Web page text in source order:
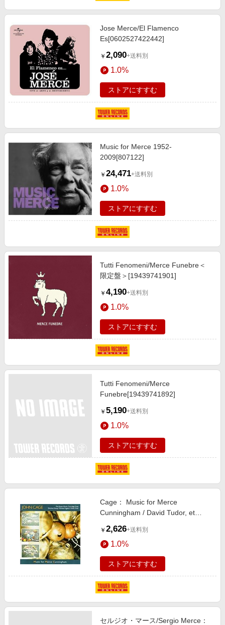
Jose Merce/El Flamenco
Es[0602527422442]
￥ 2,090+送料別
1.0%
ストアにすすむ
Music for Merce 1952-
2009[807122]
￥ 24,471+送料別
1.0%
ストアにすすむ
Tutti Fenomeni/Merce Funebre＜
限定盤＞[19439741901]
￥ 4,190+送料別
1.0%
ストアにすすむ
Tutti Fenomeni/Merce
Funebre[19439741892]
￥ 5,190+送料別
1.0%
ストアにすすむ
Cage： Music for Merce
Cunningham / David Tudor, et
￥ 2,626+送料別
1.0%
ストアにすすむ
セルジオ・マース/Sergio Merce：